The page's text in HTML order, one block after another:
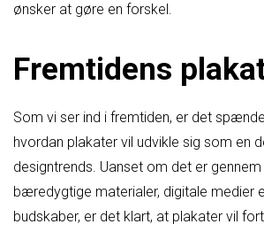
ønsker at gøre en forskel.
Fremtidens
Som vi ser ind i fremtiden, er det
hvordan plakater vil udvikle sig som en
designtrends. Uanset om det er
bæredygtige materialer, digitale medier
budskaber, er det klart, at plakater vil